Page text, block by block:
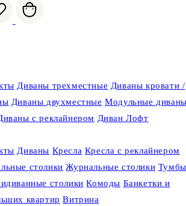
Диваны трехместные Диваны кровати /
Диваны двухместные Модульные
c реклайнером Диван Лофт
Диваны Кресла Кресла c реклайнером
столики Журнальные столики Тумбы
столики Комоды Банкетки и
квартир Витрина